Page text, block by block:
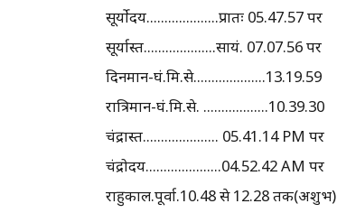
सूर्योदय....................प्रातः 05.47.57 पर
सूर्यास्त....................सायं. 07.07.56 पर
दिनमान-घं.मि.से....................13.19.59
रात्रिमान-घं.मि.से. ..................10.39.30
चंद्रास्त..................... 05.41.14 PM पर
चंद्रोदय.....................04.52.42 AM पर
राहुकाल.पूर्वा.10.48 से 12.28 तक(अशुभ)